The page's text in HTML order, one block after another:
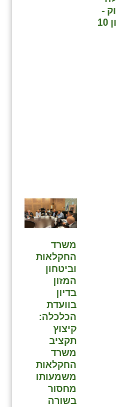
-
משרד
החקלאות
וביטחון
המזון
בדיון
בוועדת
הכלכלה:
קיצוץ
תקציב
משרד
החקלאות
משמעותו
מחסור
בשורה